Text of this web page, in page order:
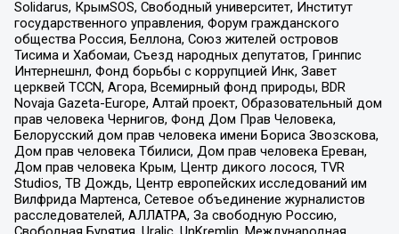
Solidarus, КрымSOS, Свободный университет, Институт
государственного управления, Форум гражданского
общества Россия, Беллона, Союз жителей островов
Тисима и Хабомаи, Съезд народных депутатов, Гринпис
Интернешнл, Фонд борьбы с коррупцией Инк, Завет
церквей TCCN, Агора, Всемирный фонд природы, BDR
Novaja Gazeta-Europe, Алтай проект, Образовательный дом
прав человека Чернигов, Фонд Дом Прав Человека,
Белорусский дом прав человека имени Бориса Звозскова,
Дом прав человека Тбилиси, Дом прав человека Ереван,
Дом прав человека Крым, Центр дикого лосося, TVR
Studios, ТВ Дождь, Центр европейских исследований им
Вилфрида Мартенса, Сетевое объединение журналистов
расследователей, АЛЛАТРА, За свободную Россию,